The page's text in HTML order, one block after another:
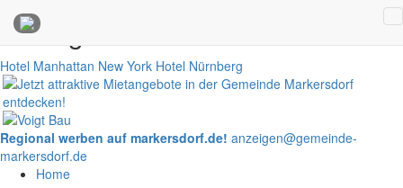
Anzeigen
Hotel Manhattan New York Hotel Nürnberg
Regional werben auf markersdorf.de! anzeigen@gemeinde-
markersdorf.de
Home